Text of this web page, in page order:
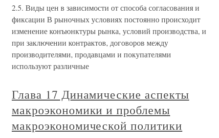
2.5. Виды цен в зависимости от способа согласования и
фиксации В рыночных условиях постоянно происходит
изменение конъюнктуры рынка, условий производства, и
при заключении контрактов, договоров между
производителями, продавцами и покупателями
используют различные
Глава 17 Динамические аспекты
макроэкономики и проблемы
макроэкономической политики